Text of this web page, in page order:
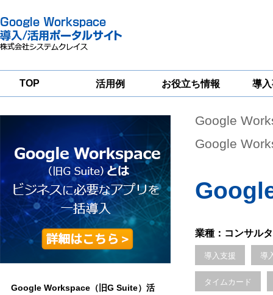
TOP 活用例 お役立ち情報
一
導
グループウェア
移行支援
Google
Workspace
対策サービス
Google Workspace（旧G Suite）活
Google
Google
業種：コンサル
導入支援 導
タイムカード